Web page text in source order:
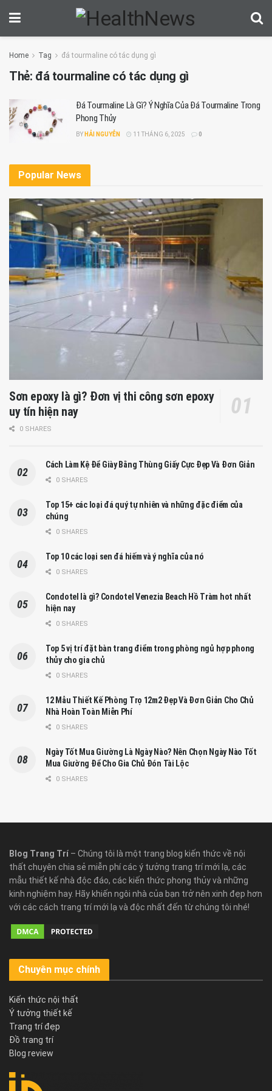
Home Tag đá tourmaline có tác dụng gì
Thẻ: đá tourmaline có tác dụng gì
Đá Tourmaline Là Gì? Ý Nghĩa Của Đá Tourmaline Trong
Phong Thủy
BY HẢI NGUYỄN 11 THÁNG 6, 2025 0
Popular News
Sơn epoxy là gì? Đơn vị thi công sơn epoxy
uy tín hiện nay
0 SHARES
Cách Làm Kệ Để Giày Bằng Thùng Giấy Cực Đẹp Và Đơn Giản
0 SHARES
Top 15+ các loại đá quý tự nhiên và những đặc điểm của
chúng
0 SHARES
Top 10 các loại sen đá hiếm và ý nghĩa của nó
0 SHARES
Condotel là gì? Condotel Venezia Beach Hồ Tràm hot nhất
hiện nay
0 SHARES
Top 5 vị trí đặt bàn trang điểm trong phòng ngủ hợp phong
thủy cho gia chủ
0 SHARES
12 Mẫu Thiết Kế Phòng Trọ 12m2 Đẹp Và Đơn Giản Cho Chủ
Nhà Hoàn Toàn Miễn Phí
0 SHARES
Ngày Tốt Mua Giường Là Ngày Nào? Nên Chọn Ngày Nào Tốt
Mua Giường Để Cho Gia Chủ Đón Tài Lộc
0 SHARES
Blog Trang Trí – Chúng tôi là một trang blog kiến thức về nội
thất chuyên chia sẻ miễn phí các ý tưởng trang trí mới lạ, các
mẫu thiết kế nhà độc đáo, các kiến thức phong thủy và những
kinh nghiệm hay. Hãy khiến ngôi nhà của bạn trở nên xinh đẹp hơn
với các cách trang trí mới lạ và độc nhất đến từ chúng tôi nhé!
Chuyên mục chính
Kiến thức nội thất
Ý tưởng thiết kế
Trang trí đẹp
Đồ trang trí
Blog review